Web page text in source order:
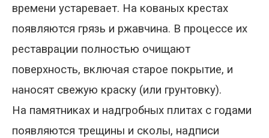
времени устаревает. На кованых крестах
появляются грязь и ржавчина. В процессе их
реставрации полностью очищают
поверхность, включая старое покрытие, и
наносят свежую краску (или грунтовку).
На памятниках и надгробных плитах с годами
появляются трещины и сколы, надписи